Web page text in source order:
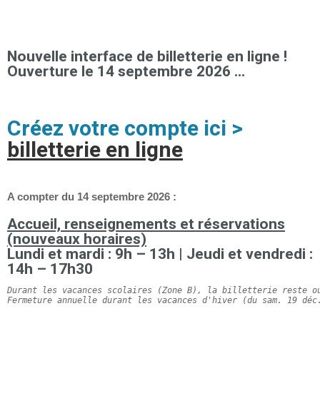
Nouvelle interface de billetterie en ligne !
Ouverture le 14 septembre 2026 …
Créez votre compte ici >
billetterie en ligne
A compter du 14 septembre 2026 :
Accueil, renseignements et réservations
(nouveaux horaires)
Lundi et mardi : 9h – 13h | Jeudi et vendredi :
14h – 17h30
Durant les vacances scolaires (Zone B), la billetterie reste
Fermeture annuelle durant les vacances d'hiver (du sam. 19